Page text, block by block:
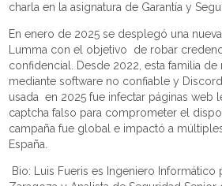
charla en la asignatura de Garantía y
En enero de 2025 se desplegó una
Lumma con el objetivo
de robar
confidencial. Desde 2022, esta familia de
mediante software no confiable y
usada en 2025 fue infectar páginas web
captcha falso para comprometer el
campaña fue global e impactó a
España.
Bio: Luis Fueris es Ingeniero